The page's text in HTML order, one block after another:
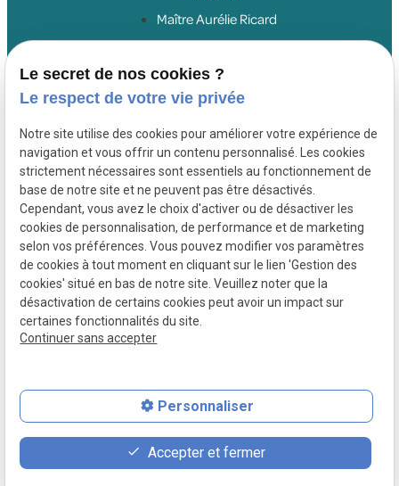
Maître Aurélie Ricard
Droit du travail salariés
Droit du travail employeurs
Droit de la sécurité sociale
Honoraires
Actualités
Contact
SIRET :
80066442700054
Mentions
légales
Politique de
confidentialité
Plan du site
Gestion des
cookies
place
Plan d'accès
contact_page
Contact
phone
05 82 88 40 54
Le secret de nos cookies ?
Le respect de votre vie privée
Notre site utilise des cookies pour améliorer votre expérience de
navigation et vous offrir un contenu personnalisé. Les cookies
strictement nécessaires sont essentiels au fonctionnement de
base de notre site et ne peuvent pas être désactivés.
Cependant, vous avez le choix d'activer ou de désactiver les
cookies de personnalisation, de performance et de marketing
selon vos préférences. Vous pouvez modifier vos paramètres
de cookies à tout moment en cliquant sur le lien 'Gestion des
cookies' situé en bas de notre site. Veuillez noter que la
désactivation de certains cookies peut avoir un impact sur
certaines fonctionnalités du site.
Continuer sans accepter
Personnaliser
Accepter et fermer